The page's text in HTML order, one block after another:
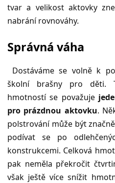
tvar a velikost aktovky
nabrání rovnováhy.
Správná váha
Dostáváme se volně k
školní brašny pro děti.
hmotností se považuje
pro prázdnou aktovku.
polstrování může být
podívat se po
konstrukcemi. Celková
pak neměla překročit
však ještě více snížit